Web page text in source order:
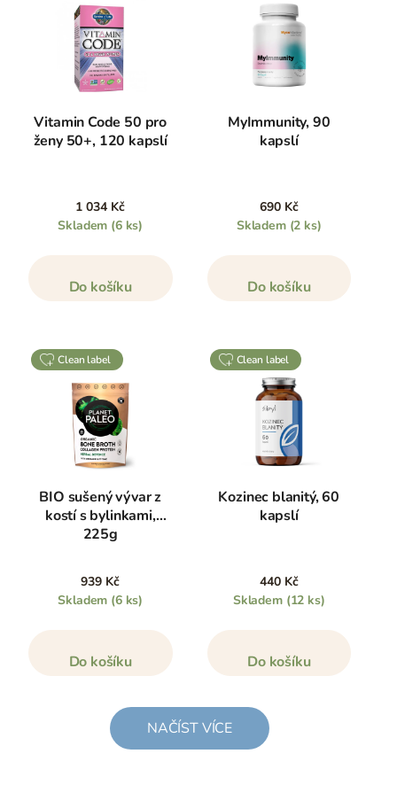
Vitamin Code 50 pro
ženy 50+, 120 kapslí
1 034 Kč
Skladem (6 ks)
Do košíku
MyImmunity, 90
kapslí
690 Kč
Skladem (2 ks)
Do košíku
clean label
BIO sušený vývar z
kostí s bylinkami,
225g
939 Kč
Skladem (6 ks)
Do košíku
clean label
Kozinec blanitý, 60
kapslí
440 Kč
Skladem (12 ks)
Do košíku
NAČÍST VÍCE